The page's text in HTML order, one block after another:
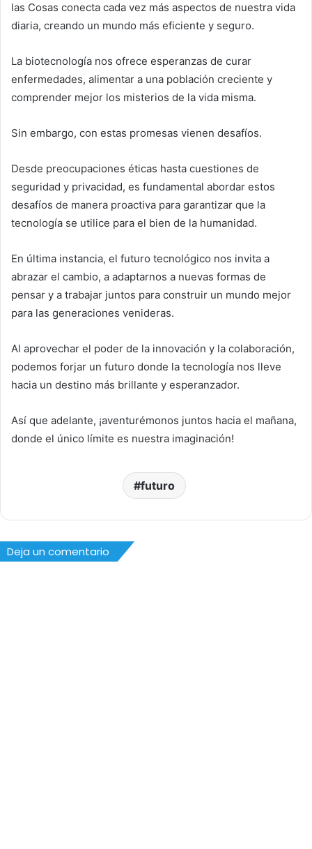
las Cosas conecta cada vez más aspectos de nuestra vida
diaria, creando un mundo más eficiente y seguro.
La biotecnología nos ofrece esperanzas de curar
enfermedades, alimentar a una población creciente y
comprender mejor los misterios de la vida misma.
Sin embargo, con estas promesas vienen desafíos.
Desde preocupaciones éticas hasta cuestiones de
seguridad y privacidad, es fundamental abordar estos
desafíos de manera proactiva para garantizar que la
tecnología se utilice para el bien de la humanidad.
En última instancia, el futuro tecnológico nos invita a
abrazar el cambio, a adaptarnos a nuevas formas de
pensar y a trabajar juntos para construir un mundo mejor
para las generaciones venideras.
Al aprovechar el poder de la innovación y la colaboración,
podemos forjar un futuro donde la tecnología nos lleve
hacia un destino más brillante y esperanzador.
Así que adelante, ¡aventurémonos juntos hacia el mañana,
donde el único límite es nuestra imaginación!
futuro
Deja un comentario